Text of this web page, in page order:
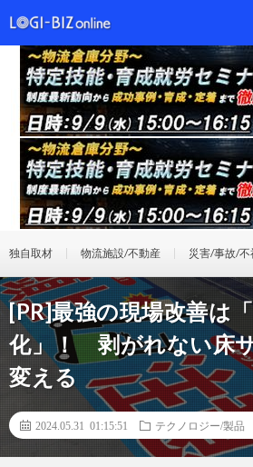
独自取材 物流施設/不動産 災害/事故/不
[PR]最強の現場改善は
化」！ 剥がれない床
変える
2024.05.31 01:15:51 テクノロジー/製品